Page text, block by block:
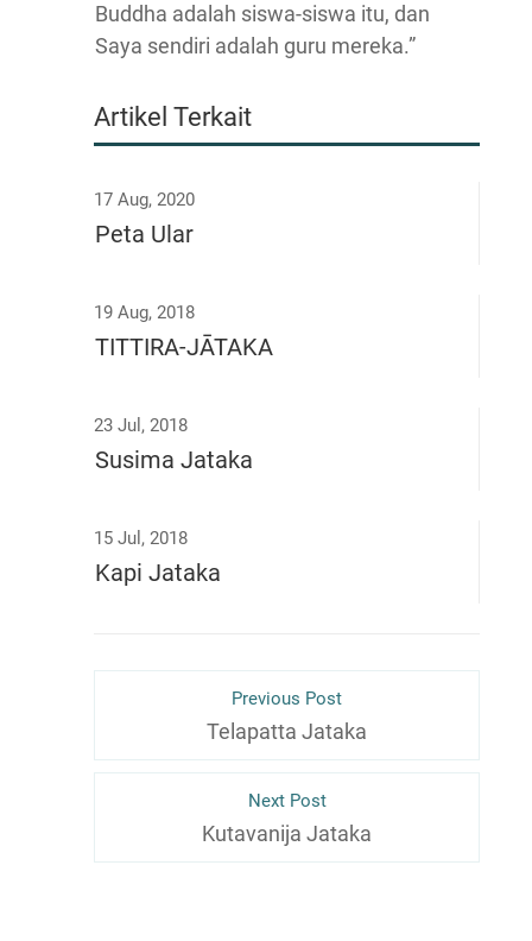
Buddha adalah siswa-siswa itu, dan
Saya sendiri adalah guru mereka.”
Artikel Terkait
17 Aug, 2020
Peta Ular
19 Aug, 2018
TITTIRA-JĀTAKA
23 Jul, 2018
Susima Jataka
15 Jul, 2018
Kapi Jataka
Previous Post
Telapatta Jataka
Next Post
Kutavanija Jataka